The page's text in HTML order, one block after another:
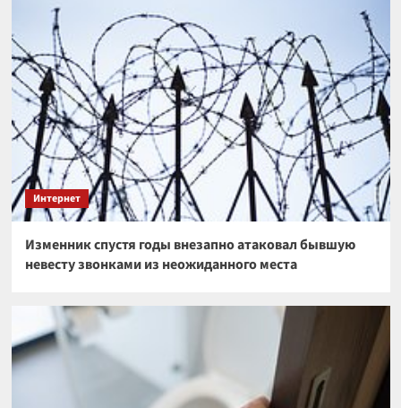
Интернет
Изменник спустя годы внезапно атаковал бывшую
невесту звонками из неожиданного места